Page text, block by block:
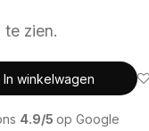
te zien.
In winkelwagen
4.9/5 op Google